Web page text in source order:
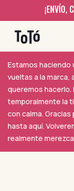
main
content
¡ENVÍO,
Estamos haciendo
vueltas a la marca,
queremos hacerlo.
temporalmente la
con calma.
hasta aquí.
realmente